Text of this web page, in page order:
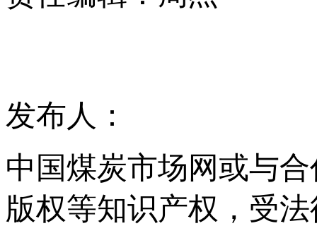
发布人：
中国煤炭市场网或与
版权等知识产权，受